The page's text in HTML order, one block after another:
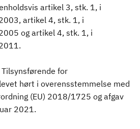
artikel 3, stk. 1, i
artikel 4, stk. 1, i
og artikel 4, stk. 1, i
for
hørt i overensstemmelse med
(EU) 2018/1725 og afgav
2021.